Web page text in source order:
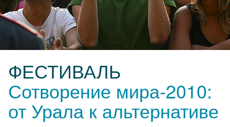
ФЕСТИВАЛЬ
Сотворение мира-2010:
от Урала к альтернативе